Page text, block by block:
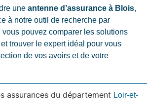
une antenne d’assurance à Blois,
à notre outil de recherche par
vous pouvez comparer les solutions
et trouver le expert idéal pour vous
de vos avoirs et de votre
assurances du département Loir-et-